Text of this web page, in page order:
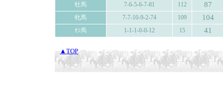
牡馬 7-6-5-6-7-81 112 87
牝馬 7-7-10-9-2-74 109 104
ｾﾝ馬 1-1-1-0-0-12 15 41
▲TOP